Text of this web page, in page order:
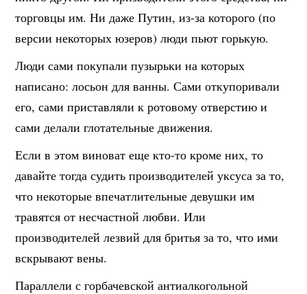
торговцы им. Ни даже Путин, из-за которого (по
версии некоторых юзеров) люди пьют горькую.
Люди сами покупали пузырьки на которых
написано: лосьон для ванны. Сами откупоривали
его, сами приставляли к ротовому отверстию и
сами делали глотательные движения.
Если в этом виноват еще кто-то кроме них, то
давайте тогда судить производителей уксуса за то,
что некоторые впечатлительные девушки им
травятся от несчастной любви. Или
производителей лезвий для бритья за то, что ими
вскрывают вены.
Параллели с горбачевской антиалкогольной